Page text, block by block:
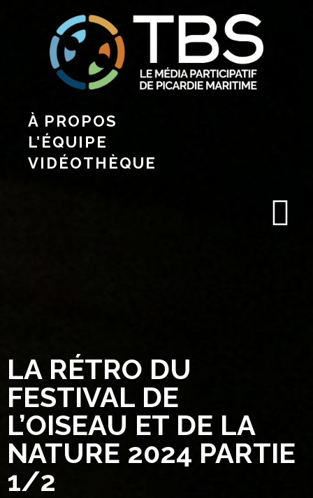
À PROPOS
L’ÉQUIPE
VIDÉOTHÈQUE
LA RÉTRO DU
FESTIVAL DE
L’OISEAU ET DE LA
NATURE 2024 PARTIE
1/2